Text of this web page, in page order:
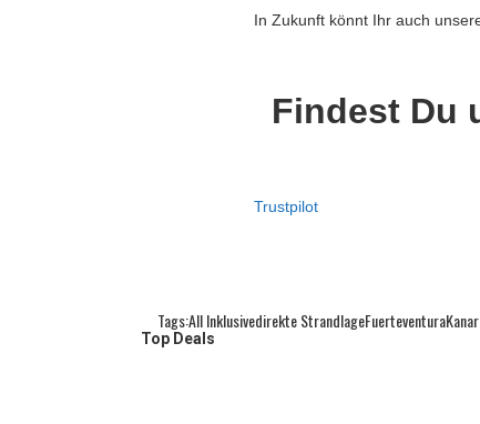
In Zukunft könnt Ihr auch
Findest Du
Trustpilot
Tags:All InklusiveDirekte StrandlageFuerteventura
Top Deals